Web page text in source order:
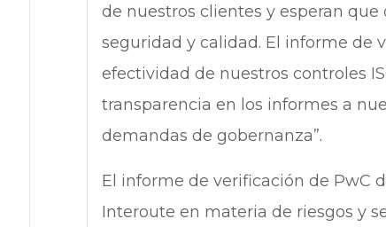
de nuestros clientes y esperan
seguridad y calidad. El informe de
efectividad de nuestros controles
transparencia en los informes a
demandas de gobernanza”.
El informe de verificación de PwC
Interoute en materia de riesgos y